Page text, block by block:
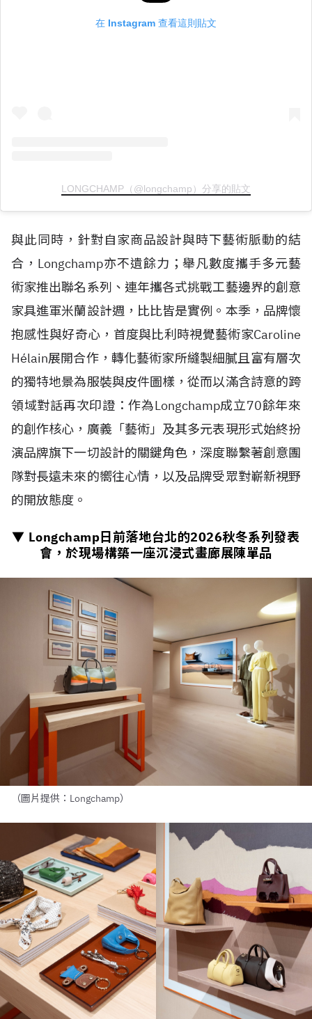
在 Instagram 查看這則貼文
LONGCHAMP（@longchamp）分享的貼文
與此同時，針對自家商品設計與時下藝術脈動的結
合，Longchamp亦不遺餘力；舉凡數度攜手多元藝
術家推出聯名系列、連年攜各式挑戰工藝邊界的創意
家具進軍米蘭設計週，比比皆是實例。本季，品牌懷
抱感性與好奇心，首度與比利時視覺藝術家Caroline
Hélain展開合作，轉化藝術家所縫製細膩且富有層次
的獨特地景為服裝與皮件圖樣，從而以滿含詩意的跨
領域對話再次印證：作為Longchamp成立70餘年來
的創作核心，廣義「藝術」及其多元表現形式始終扮
演品牌旗下一切設計的關鍵角色，深度聯繫著創意團
隊對長遠未來的嚮往心情，以及品牌受眾對嶄新視野
的開放態度。
▼ Longchamp日前落地台北的2026秋冬系列發表
會，於現場構築一座沉浸式畫廊展陳單品
（圖片提供：Longchamp）